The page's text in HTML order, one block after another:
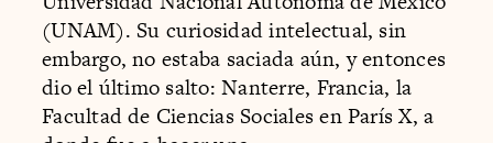
(UNAM). Su curiosidad intelectual, sin
embargo, no estaba saciada aún, y entonces
dio el último salto: Nanterre, Francia, la
Facultad de Ciencias Sociales en París X, a